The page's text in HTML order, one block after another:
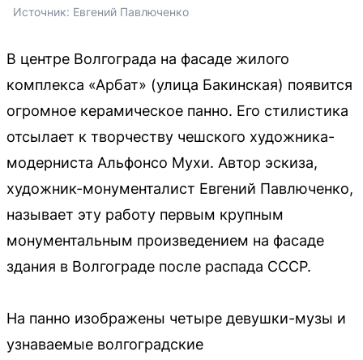
Источник: Евгений Павлюченко
В центре Волгограда на фасаде жилого
комплекса «Арбат» (улица Бакинская) появится
огромное керамическое панно. Его стилистика
отсылает к творчеству чешского художника-
модерниста Альфонсо Мухи. Автор эскиза,
художник-монументалист Евгений Павлюченко,
называет эту работу первым крупным
монументальным произведением на фасаде
здания в Волгограде после распада СССР.
На панно изображены четыре девушки-музы и
узнаваемые волгоградские